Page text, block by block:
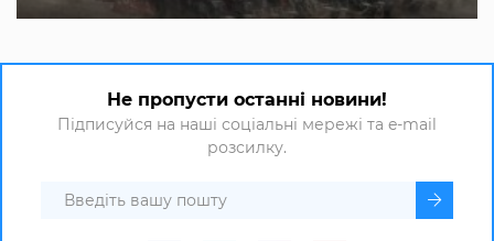
Не пропусти останні новини!
Підписуйся на наші соціальні мережі та e-mail
розсилку.